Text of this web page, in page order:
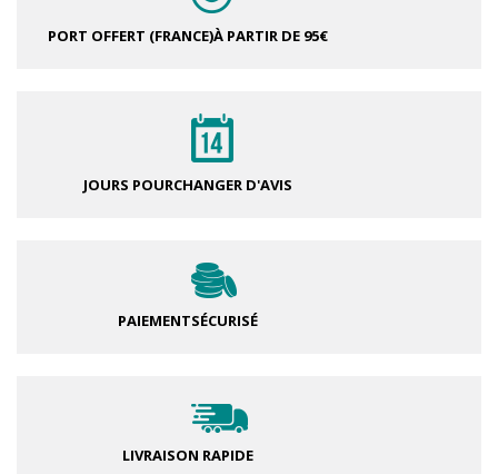
PORT OFFERT (FRANCE)À PARTIR DE 95€
JOURS POURCHANGER D'AVIS
PAIEMENTSÉCURISÉ
LIVRAISON RAPIDE